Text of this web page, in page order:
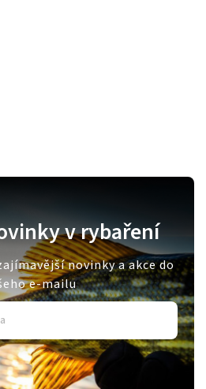
v rybaření
novinky a akce do
e-mailu